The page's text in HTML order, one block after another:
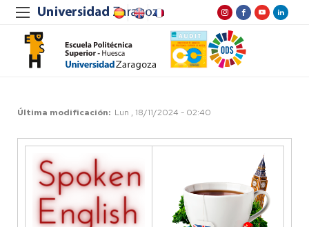
Última modificación Lun , 18/11/2024 - 02:40